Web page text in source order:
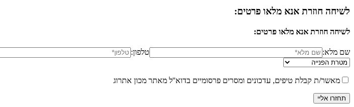
לשיחה חוזרת אנא מלאו פרטים:
לשיחה חוזרת אנא מלאו פרטים:
שם מלא: טלפון:
מאשר/ת קבלת טיפים, עדכונים ומסרים פרסומיים בדוא''ל מאתר מכון אתרוג